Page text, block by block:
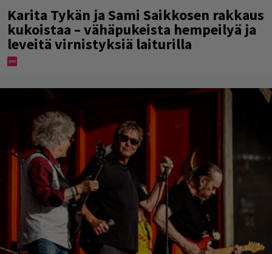
Karita Tykän ja Sami Saikkosen rakkaus
kukoistaa – vähäpukeista hempeilyä ja
leveitä virnistyksiä laiturilla